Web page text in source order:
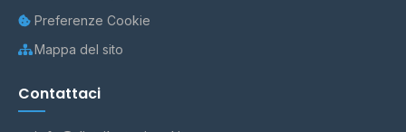
Preferenze Cookie
Mappa del sito
Contattaci